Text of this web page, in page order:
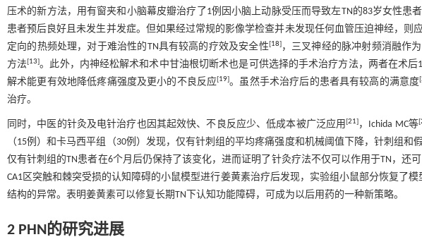
压术的新方法，用有窗夹和小脑幕皮瓣治疗了1例因小脑上动脉受压而导致左TN的83岁女性患
患者预后良好且未发生并发症。但如果经过常规的影像学检查并未发现任何血管压迫神经，则
定向的热频处理，对于难治性的TN具有较高的疗效及安全性[18]，三叉神经的脉冲射频消融作
方法[13]。此外，内神经松解术和术中甘油根切断术也是可供选择的手术治疗方法，两者在术
解术能更有效地降低疼痛强度及更小的不良反应[19]。虽然手术治疗后的患者具有较高的满意度[
治疗。
同时，中医的针灸及电针治疗也因其起效快、不良反应少、低成本被广泛应用[21] ，Ichida MC等[
（15例）和卡马西平组（30例）发现，仅有针刺组的平均疼痛强度和机械阈值下降，针刺组
仅有针刺组的TN患者在6个月后仍保持了该变化，进而证明了针灸疗法不仅可以作用于TN，还
CA1区突触和棘突受损的认知障碍的小鼠模型进行姜黄素治疗后发现，实验组小鼠部分恢复了
结构的异常。表明姜黄素可以修复长期TN下认知功能障碍，可成为以后用药的一种新策略。
2 PHN的研究进展